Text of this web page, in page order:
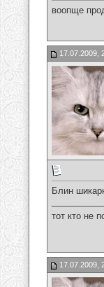
воопще
17.07.2009,
Блин
тот кто не
17.07.2009,